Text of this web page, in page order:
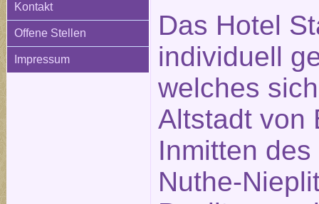
Kontakt
Offene Stellen
Impressum
Das Hotel
individuell
welches
Altstadt von
Inmitten
Nuthe-